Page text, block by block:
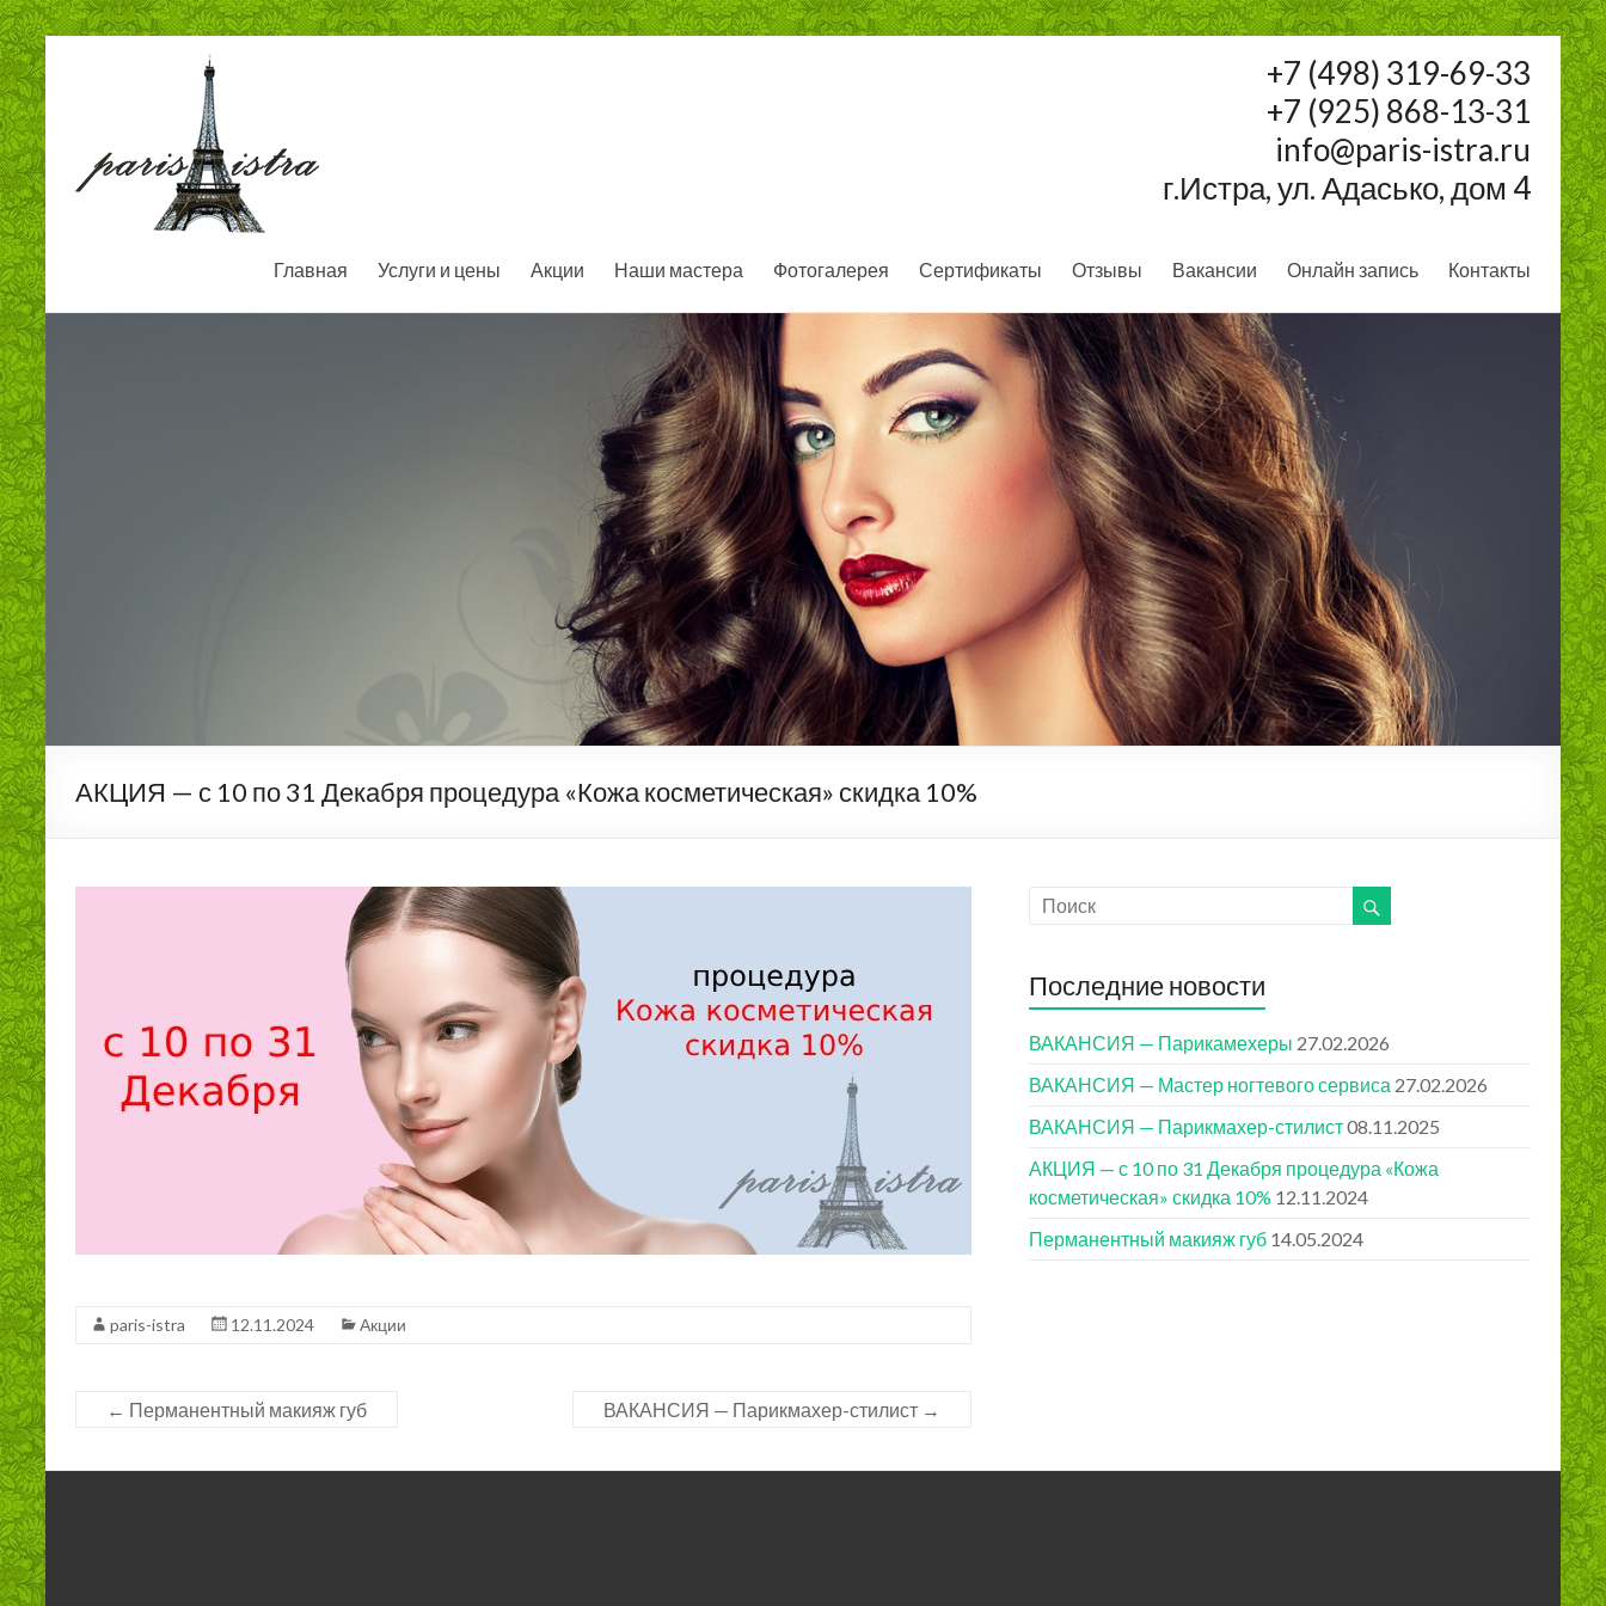
+7 (498) 319-69-33
+7 (925) 868-13-31
info@paris-istra.ru
г.Истра, ул. Адасько, дом 4
Главная Услуги и цены Акции Наши мастера Фотогалерея Сертификаты Отзывы Вакансии Онлайн запись Контакты
АКЦИЯ — с 10 по 31 Декабря процедура «Кожа косметическая» скидка 10%
paris-istra 12.11.2024 Акции
← Перманентный макияж губ ВАКАНСИЯ — Парикмахер-стилист →
Последние новости
ВАКАНСИЯ — Парикамехеры 27.02.2026
ВАКАНСИЯ — Мастер ногтевого сервиса 27.02.2026
ВАКАНСИЯ — Парикмахер-стилист08.11.2025
АКЦИЯ — с 10 по 31 Декабря процедура «Кожа
косметическая» скидка 10% 12.11.2024
Перманентный макияж губ 14.05.2024